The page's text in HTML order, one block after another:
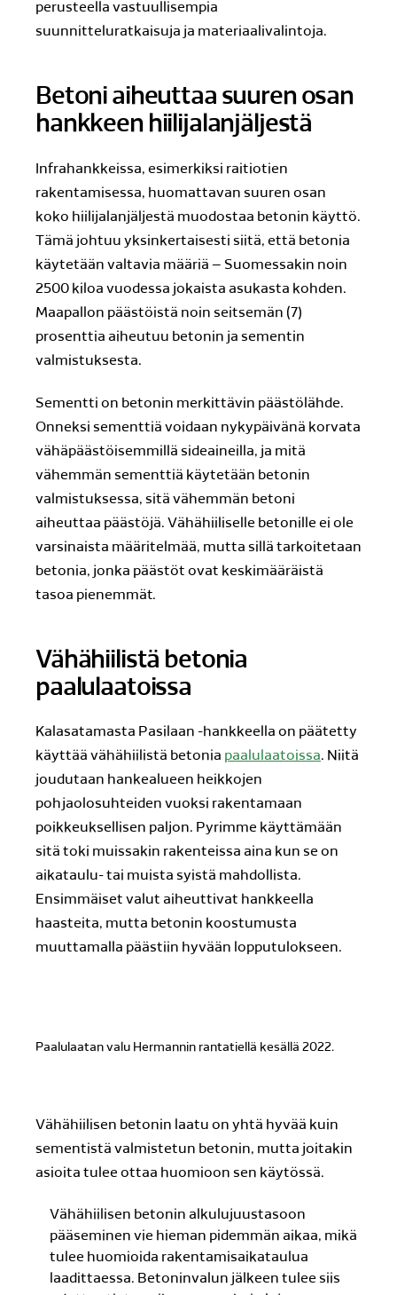
perusteella vastuullisempia
suunnitteluratkaisuja ja materiaalivalintoja.
Betoni aiheuttaa suuren osan
hankkeen hiilijalanjäljestä
Infrahankkeissa, esimerkiksi raitiotien
rakentamisessa, huomattavan suuren osan
koko hiilijalanjäljestä muodostaa betonin käyttö.
Tämä johtuu yksinkertaisesti siitä, että betonia
käytetään valtavia määriä – Suomessakin noin
2500 kiloa vuodessa jokaista asukasta kohden.
Maapallon päästöistä noin seitsemän (7)
prosenttia aiheutuu betonin ja sementin
valmistuksesta.
Sementti on betonin merkittävin päästölähde.
Onneksi sementtiä voidaan nykypäivänä korvata
vähäpäästöisemmillä sideaineilla, ja mitä
vähemmän sementtiä käytetään betonin
valmistuksessa, sitä vähemmän betoni
aiheuttaa päästöjä. Vähähiiliselle betonille ei ole
varsinaista määritelmää, mutta sillä tarkoitetaan
betonia, jonka päästöt ovat keskimääräistä
tasoa pienemmät.
Vähähiilistä betonia
paalulaatoissa
Kalasatamasta Pasilaan -hankkeella on päätetty
käyttää vähähiilistä betonia paalulaatoissa. Niitä
joudutaan hankealueen heikkojen
pohjaolosuhteiden vuoksi rakentamaan
poikkeuksellisen paljon. Pyrimme käyttämään
sitä toki muissakin rakenteissa aina kun se on
aikataulu- tai muista syistä mahdollista.
Ensimmäiset valut aiheuttivat hankkeella
haasteita, mutta betonin koostumusta
muuttamalla päästiin hyvään lopputulokseen.
Paalulaatan valu Hermannin rantatiellä kesällä 2022.
Vähähiilisen betonin laatu on yhtä hyvää kuin
sementistä valmistetun betonin, mutta joitakin
asioita tulee ottaa huomioon sen käytössä.
Vähähiilisen betonin alkulujuustasoon
pääseminen vie hieman pidemmän aikaa, mikä
tulee huomioida rakentamisaikataulua
laadittaessa. Betoninvalun jälkeen tulee siis